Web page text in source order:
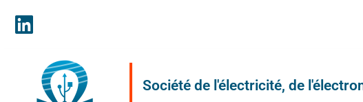
Société de l'électricité, de